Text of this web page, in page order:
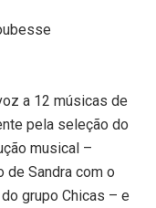
a 12 músicas de
pela seleção do
musical –
de Sandra com o
grupo Chicas – e